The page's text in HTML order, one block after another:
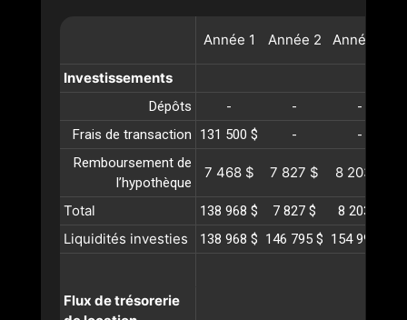
Année 1 Année 2 Année
Investissements
Dépôts - -
-
Frais de transaction
131 500 $ -
-
Remboursement de
l’hypothèque
7 468 $ 7 827 $ 8 203 $
Total 138 968 $ 7 827 $ 8 203 $
Liquidités investies 138 968 $ 146 795 $ 154 998 $
Flux de trésorerie